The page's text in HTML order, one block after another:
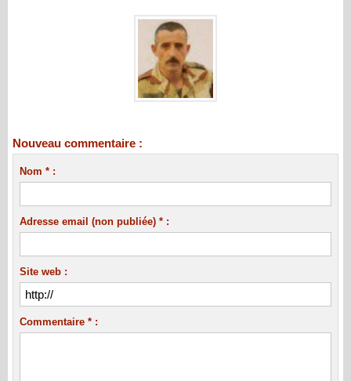
Nouveau commentaire :
Nom * :
Adresse email (non publiée) * :
Site web :
Commentaire * :